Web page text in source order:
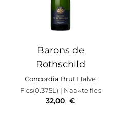
Barons de
Rothschild
Concordia Brut Halve
Fles(0.375L) | Naakte fles
32,00 €